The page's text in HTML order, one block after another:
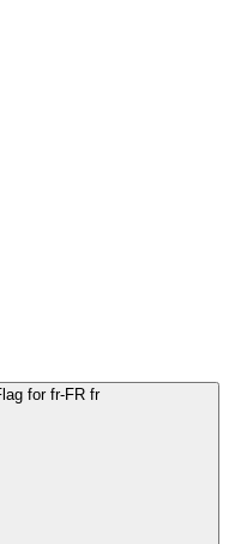
fr